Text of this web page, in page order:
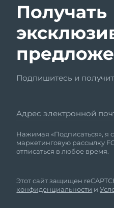
Получать
Подпишитесь и
Адрес электронной
Нажимая «Подписаться», я
маркетинговую рассылку
отписаться в любое время.
Этот сайт защищен
конфиденциальности и